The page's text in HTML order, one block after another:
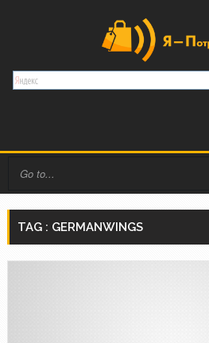
TAG : GERMANWINGS